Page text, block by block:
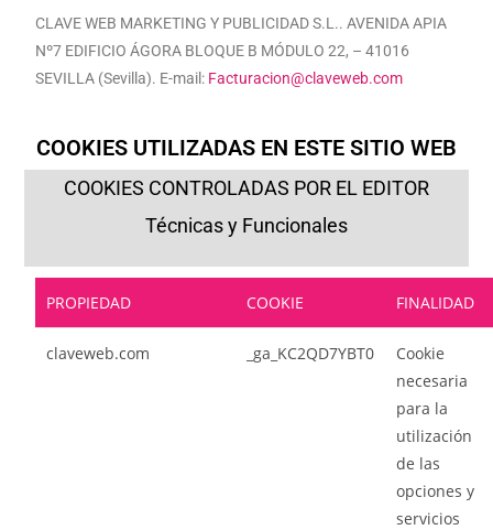
CLAVE WEB MARKETING Y PUBLICIDAD S.L.. AVENIDA APIA
Nº7 EDIFICIO ÁGORA BLOQUE B MÓDULO 22, – 41016
SEVILLA (Sevilla). E-mail: Facturacion@claveweb.com
COOKIES UTILIZADAS EN ESTE SITIO WEB
COOKIES CONTROLADAS POR EL EDITOR
Técnicas y Funcionales
PROPIEDAD COOKIE FINALIDAD
claveweb.com _ga_KC2QD7YBT0
Cookie
necesaria
para la
utilización
de las
opciones y
servicios